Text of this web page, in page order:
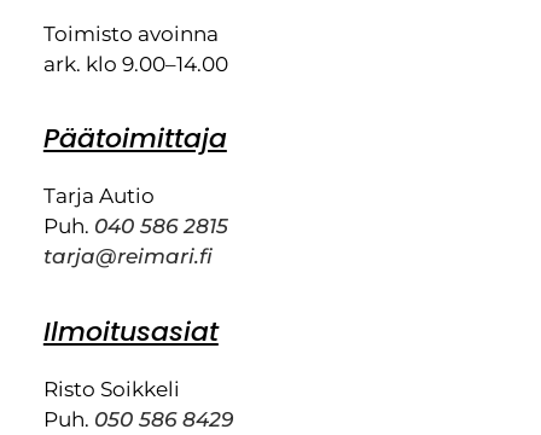
Toimisto avoinna
ark. klo 9.00–14.00
Päätoimittaja
Tarja Autio
Puh. 040 586 2815
tarja@reimari.fi
Ilmoitusasiat
Risto Soikkeli
Puh. 050 586 8429